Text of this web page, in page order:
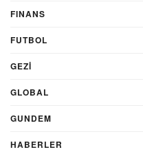
FINANS
FUTBOL
GEZI
GLOBAL
GUNDEM
HABERLER